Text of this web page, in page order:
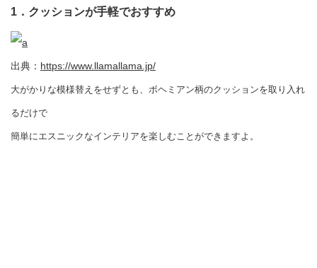
1．クッションが手軽でおすすめ
出典： https://www.llamallama.jp/
大がかりな模様替えをせずとも、ボヘミアン柄のクッションを取り入れ
るだけで
簡単にエスニックなインテリアを楽しむことができますよ。